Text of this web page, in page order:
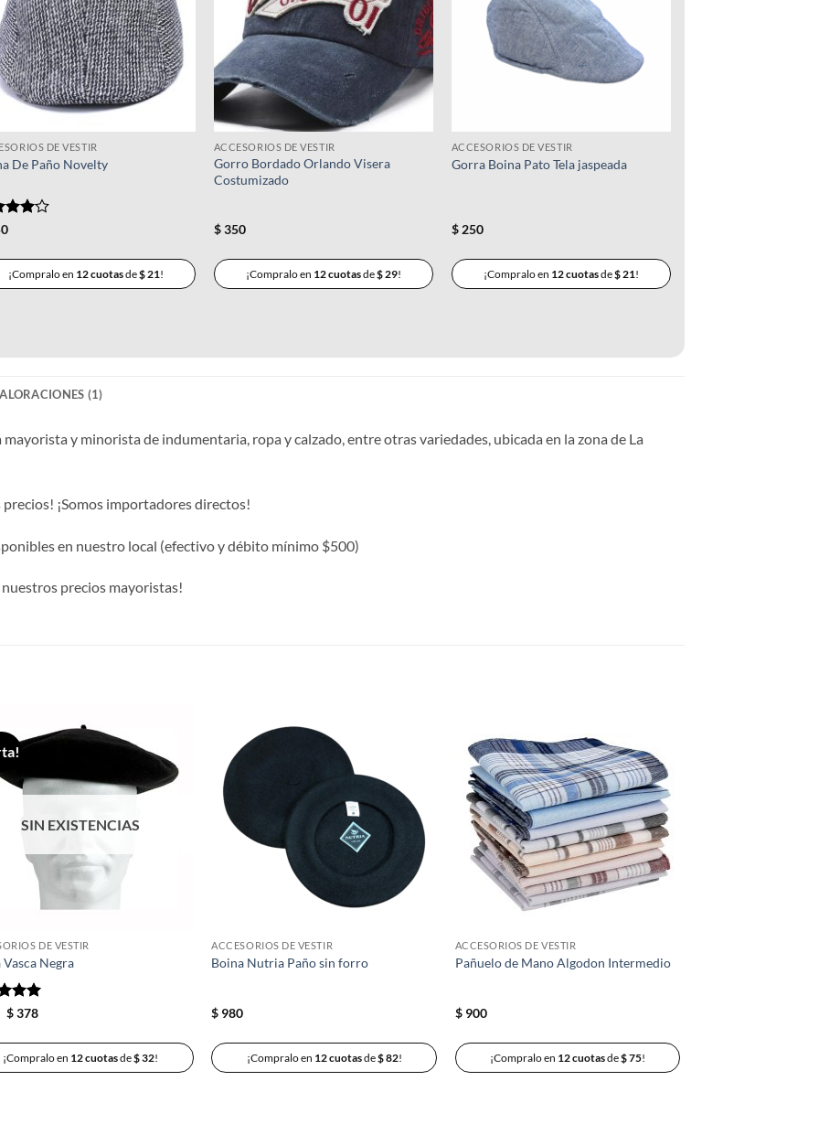
DE VESTIR
De Paño Novelty
¡Compralo en 12 cuotasde$21!
ACCESORIOS DE VESTIR
Gorro Bordado Orlando Visera
Costumizado
$350
¡Compralo en 12 cuotasde$29!
ACCESORIOS DE VESTIR
Gorra Boina Pato Tela jaspeada
$250
¡Compralo en 12 cuotasde$21!
(1)
y minorista de indumentaria, ropa y calzado, entre otras variedades, ubicada en la zona de La
¡Somos importadores directos!
en nuestro local (efectivo y débito mínimo $500)
precios mayoristas!
Añadir
a la
lista de
deseos
SIN EXISTENCIAS
DE VESTIR
Vasca Negra
El
$ 420.
$378El
es:
$ 378.
¡Compralo en 12 cuotasde$32!
deseos
ACCESORIOS DE VESTIR
Boina Nutria Paño sin forro
$ 980
¡Compralo en 12 cuotasde$82!
Añadir
a la
lista de
deseos
ACCESORIOS DE VESTIR
Pañuelo de Mano Algodon Intermedio
$900
¡Compralo en 12 cuotasde$75!